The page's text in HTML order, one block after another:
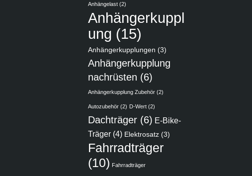
Anhängelast (2)
Anhängerkuppl
ung (15)
Anhängerkupplungen (3)
Anhängerkupplung
nachrüsten (6)
Anhängerkupplung Zubehör (2)
Autozubehör (2) D-Wert (2)
Dachträger (6) E-Bike-
Träger (4) Elektrosatz (3)
Fahrradträger
(10) Fahrradträger